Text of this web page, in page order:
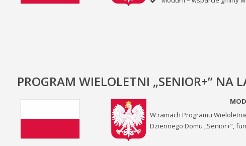
PROGRAM WIELOLETNI „SENIOR+” NA
W ramach Programu
Dziennego Domu „Senior+”,